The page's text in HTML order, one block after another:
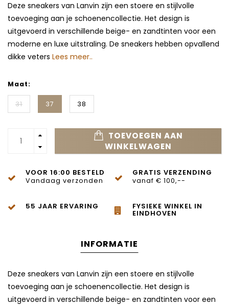
Deze sneakers van Lanvin zijn een stoere en stijlvolle
toevoeging aan je schoenencollectie. Het design is
uitgevoerd in verschillende beige- en zandtinten voor een
moderne en luxe uitstraling. De sneakers hebben opvallend
dikke veters Lees meer..
Maat:
31 37 38
TOEVOEGEN AAN
WINKELWAGEN
VOOR 16:00 BESTELD
Vandaag verzonden
GRATIS VERZENDING
vanaf € 100,--
55 JAAR ERVARING FYSIEKE WINKEL IN
EINDHOVEN
INFORMATIE
Deze sneakers van Lanvin zijn een stoere en stijlvolle
toevoeging aan je schoenencollectie. Het design is
uitgevoerd in verschillende beige- en zandtinten voor een